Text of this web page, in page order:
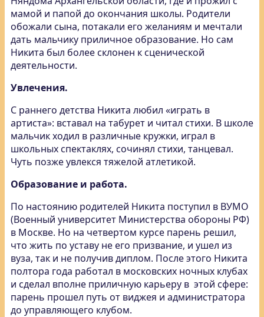
мамой и папой до окончания школы. Родители
обожали сына, потакали его желаниям и мечтали
дать мальчику приличное образование. Но сам
Никита был более склонен к сценической
деятельности.
Увлечения.
С раннего детства Никита любил «играть в
артиста»: вставал на табурет и читал стихи. В школе
мальчик ходил в различные кружки, играл в
школьных спектаклях, сочинял стихи, танцевал.
Чуть позже увлекся тяжелой атлетикой.
Образование и работа.
По настоянию родителей Никита поступил в ВУМО
(Военный университет Министерства обороны РФ)
в Москве. Но на четвертом курсе парень решил,
что жить по уставу не его призвание, и ушел из
вуза, так и не получив диплом. После этого Никита
полтора года работал в московских ночных клубах
и сделал вполне приличную карьеру в этой сфере:
парень прошел путь от виджея и администратора
до управляющего клубом.